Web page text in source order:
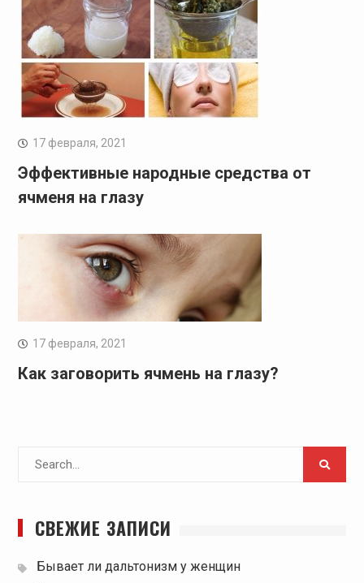
17 февраля, 2021
Эффективные народные средства от
ячменя на глазу
17 февраля, 2021
Как заговорить ячмень на глазу?
СВЕЖИЕ ЗАПИСИ
Бывает ли дальтонизм у женщин